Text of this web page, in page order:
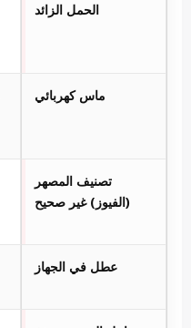
الحمل الزائد
ماس كهربائي
تصنيف المصهر
(الفيوز) غير صحيح
عطل في الجهاز